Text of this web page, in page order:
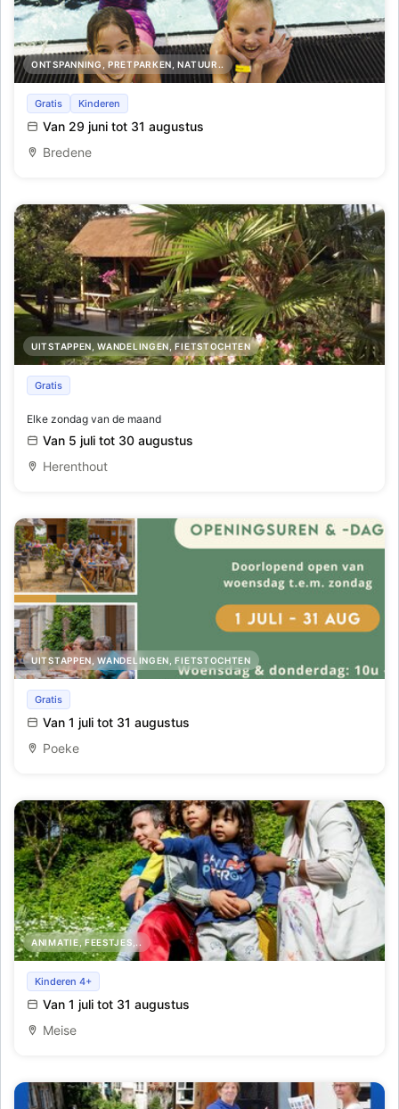
ONTSPANNING, PRETPARKEN, NATUUR..
Lago Large tijdens de zomervakantie
Gratis Kinderen
Van 29 juni tot 31 augustus
Bredene
UITSTAPPEN, WANDELINGEN, FIETSTOCHTEN
Hoe zomers kan je zijn....
Gratis
Elke zondag van de maand
Van 5 juli tot 30 augustus
Herenthout
UITSTAPPEN, WANDELINGEN, FIETSTOCHTEN
Zomerbar Koetshuis
Gratis
Van 1 juli tot 31 augustus
Poeke
ANIMATIE, FEESTJES,..
Schatten van vlieg in de Plantentuin
Kinderen 4+
Van 1 juli tot 31 augustus
Meise